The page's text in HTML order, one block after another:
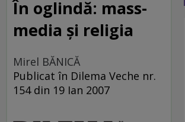
În oglindă: mass-
media şi religia
Mirel BĂNICĂ
Publicat în Dilema Veche nr.
154 din 19 Ian 2007